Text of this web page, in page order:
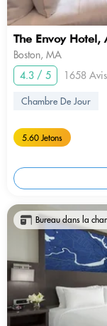
The Envoy Hotel,
Boston, MA
4.3 / 5
1658 Avis
Chambre De Jour
5.60 Jetons
Bureau dans la